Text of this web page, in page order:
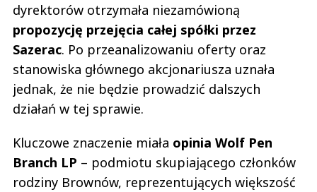
dyrektorów otrzymała niezamówioną
propozycję przejęcia całej spółki przez
Sazerac. Po przeanalizowaniu oferty oraz
stanowiska głównego akcjonariusza uznała
jednak, że nie będzie prowadzić dalszych
działań w tej sprawie.
Kluczowe znaczenie miała opinia Wolf Pen
Branch LP – podmiotu skupiającego członków
rodziny Brownów, reprezentujących większość